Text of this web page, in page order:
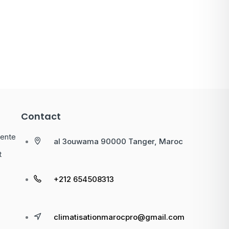
Contact
al 3ouwama 90000 Tanger, Maroc
+212 654508313
climatisationmarocpro@gmail.com